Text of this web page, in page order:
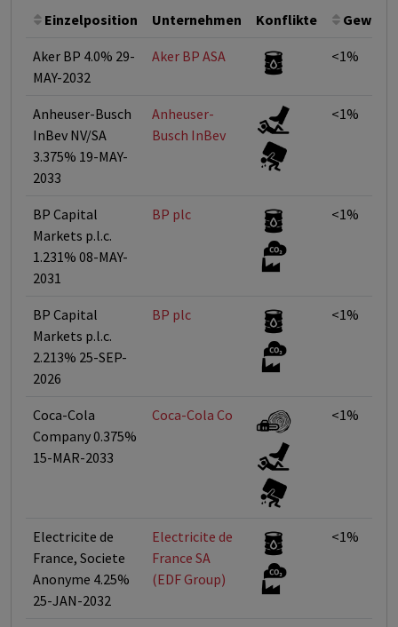
Einzelposition Unternehmen Konflikte
Aker BP 4.0% 29-
MAY-2032
Aker BP ASA <1%
Anheuser-Busch
InBev NV/SA
3.375% 19-MAY-
2033
Anheuser-
Busch InBev
<1%
BP Capital
Markets p.l.c.
1.231% 08-MAY-
2031
BP plc <1%
BP Capital
Markets p.l.c.
2.213% 25-SEP-
2026
BP plc <1%
Coca-Cola
Company 0.375%
15-MAR-2033
Coca-Cola Co <1%
Electricite de
France, Societe
Anonyme 4.25%
25-JAN-2032
Electricite de
France SA
(EDF Group)
<1%